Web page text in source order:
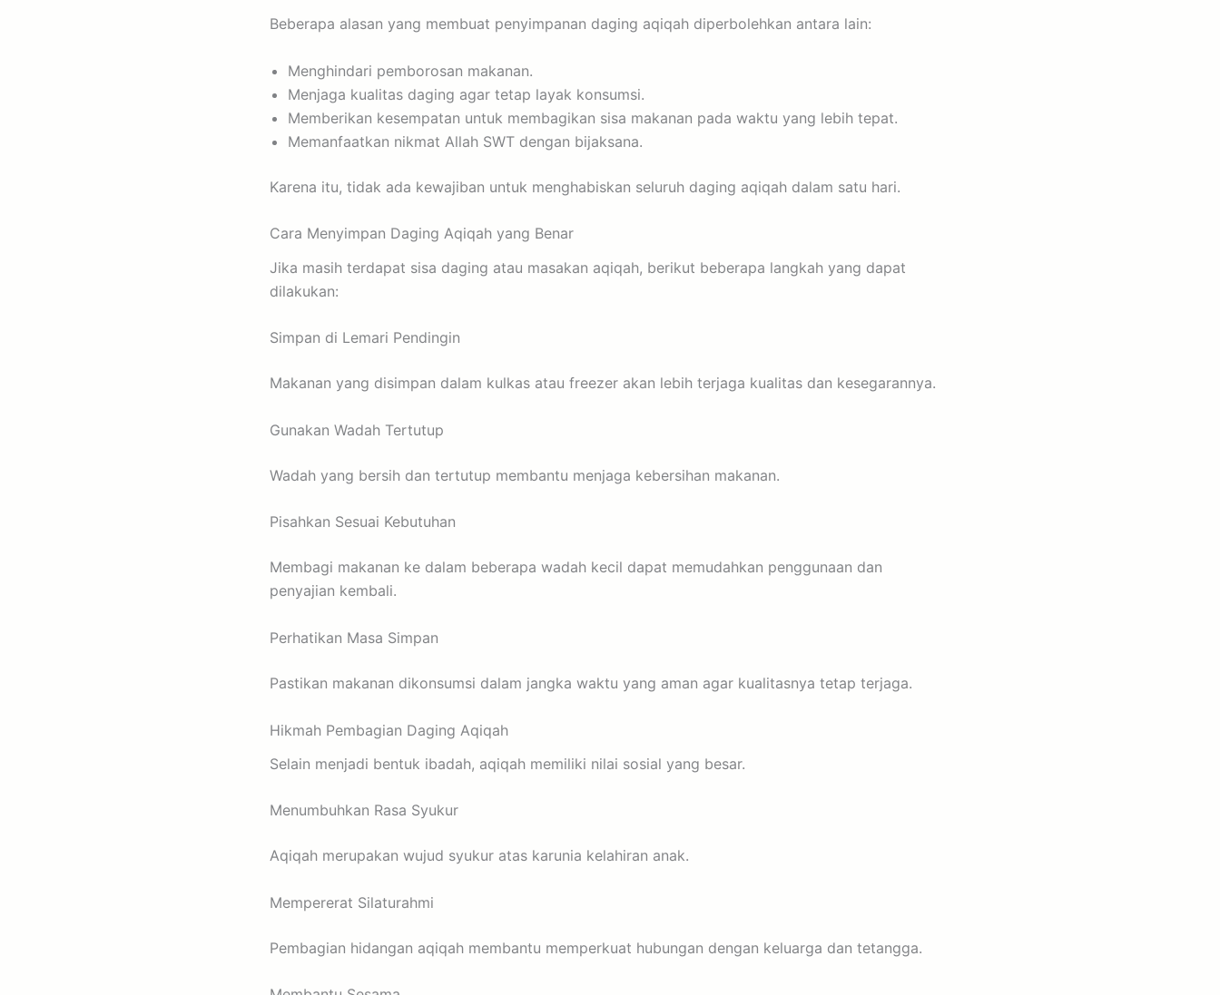
Beberapa alasan yang membuat penyimpanan daging aqiqah diperbolehkan antara lain:
Menghindari pemborosan makanan.
Menjaga kualitas daging agar tetap layak konsumsi.
Memberikan kesempatan untuk membagikan sisa makanan pada waktu yang lebih tepat.
Memanfaatkan nikmat Allah SWT dengan bijaksana.
Karena itu, tidak ada kewajiban untuk menghabiskan seluruh daging aqiqah dalam satu hari.
Cara Menyimpan Daging Aqiqah yang Benar
Jika masih terdapat sisa daging atau masakan aqiqah, berikut beberapa langkah yang dapat
dilakukan:
Simpan di Lemari Pendingin
Makanan yang disimpan dalam kulkas atau freezer akan lebih terjaga kualitas dan kesegarannya.
Gunakan Wadah Tertutup
Wadah yang bersih dan tertutup membantu menjaga kebersihan makanan.
Pisahkan Sesuai Kebutuhan
Membagi makanan ke dalam beberapa wadah kecil dapat memudahkan penggunaan dan
penyajian kembali.
Perhatikan Masa Simpan
Pastikan makanan dikonsumsi dalam jangka waktu yang aman agar kualitasnya tetap terjaga.
Hikmah Pembagian Daging Aqiqah
Selain menjadi bentuk ibadah, aqiqah memiliki nilai sosial yang besar.
Menumbuhkan Rasa Syukur
Aqiqah merupakan wujud syukur atas karunia kelahiran anak.
Mempererat Silaturahmi
Pembagian hidangan aqiqah membantu memperkuat hubungan dengan keluarga dan tetangga.